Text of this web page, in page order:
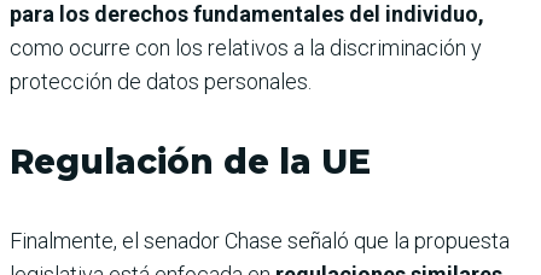
para los derechos fundamentales del individuo,
como ocurre con los relativos a la discriminación y
protección de datos personales.
Regulación de la UE
Finalmente, el senador Chase señaló que la propuesta